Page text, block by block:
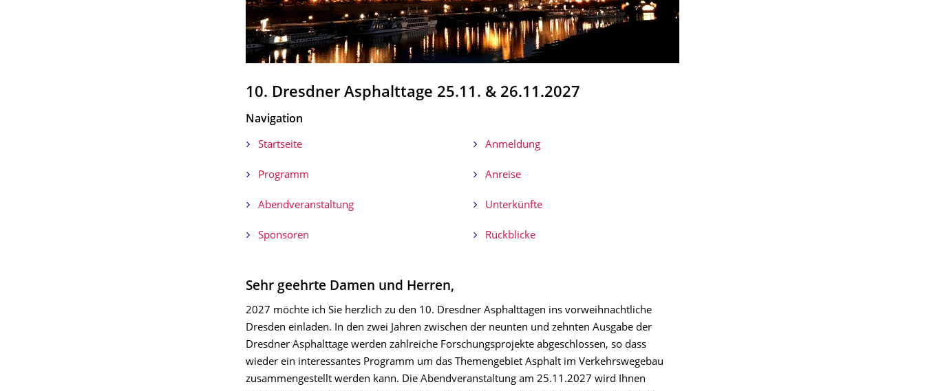
10. Dresdner Asphalttage 25.11. & 26.11.2027
Navigation
Startseite Anmeldung
Programm Anreise
Abendveranstaltung Unterkünfte
Sponsoren Rückblicke
Sehr geehrte Damen und Herren,
2027 möchte ich Sie herzlich zu den 10. Dresdner Asphalttagen ins vorweihnachtliche
Dresden einladen. In den zwei Jahren zwischen der neunten und zehnten Ausgabe der
Dresdner Asphalttage werden zahlreiche Forschungsprojekte abgeschlossen, so dass
wieder ein interessantes Programm um das Themengebiet Asphalt im Verkehrswegebau
zusammengestellt werden kann. Die Abendveranstaltung am 25.11.2027 wird Ihnen